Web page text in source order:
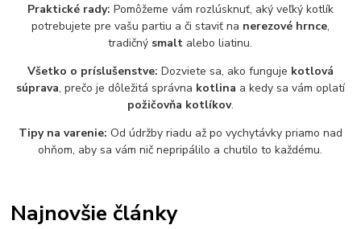
Praktické rady: Pomôžeme vám rozlúsknuť, aký veľký kotlík
potrebujete pre vašu partiu a či staviť na nerezové hrnce,
tradičný smalt alebo liatinu.
Všetko o príslušenstve: Dozviete sa, ako funguje kotlová
súprava, prečo je dôležitá správna kotlina a kedy sa vám oplatí
požičovňa kotlíkov.
Tipy na varenie: Od údržby riadu až po vychytávky priamo nad
ohňom, aby sa vám nič nepripálilo a chutilo to každému.
Najnovšie články